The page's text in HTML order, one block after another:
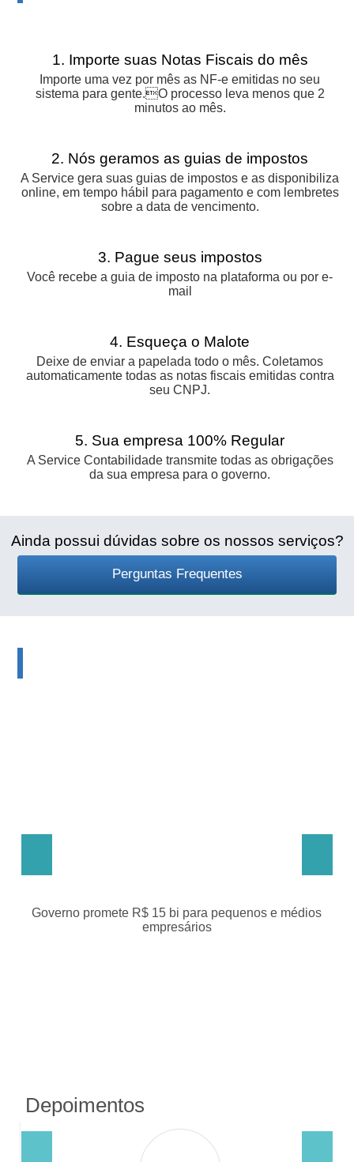
1. Importe suas Notas Fiscais do mês
Importe uma vez por mês as NF-e emitidas no seu
sistema para gente.O processo leva menos que 2
minutos ao mês.
2. Nós geramos as guias de impostos
A Service gera suas guias de impostos e as disponibiliza
online, em tempo hábil para pagamento e com lembretes
sobre a data de vencimento.
3. Pague seus impostos
Você recebe a guia de imposto na plataforma ou por e-
mail
4. Esqueça o Malote
Deixe de enviar a papelada todo o mês. Coletamos
automaticamente todas as notas fiscais emitidas contra
seu CNPJ.
5. Sua empresa 100% Regular
A Service Contabilidade transmite todas as obrigações
da sua empresa para o governo.
Ainda possui dúvidas sobre os nossos serviços?
Perguntas Frequentes
15 bi para pequenos e médios
Programa de
Depoimentos